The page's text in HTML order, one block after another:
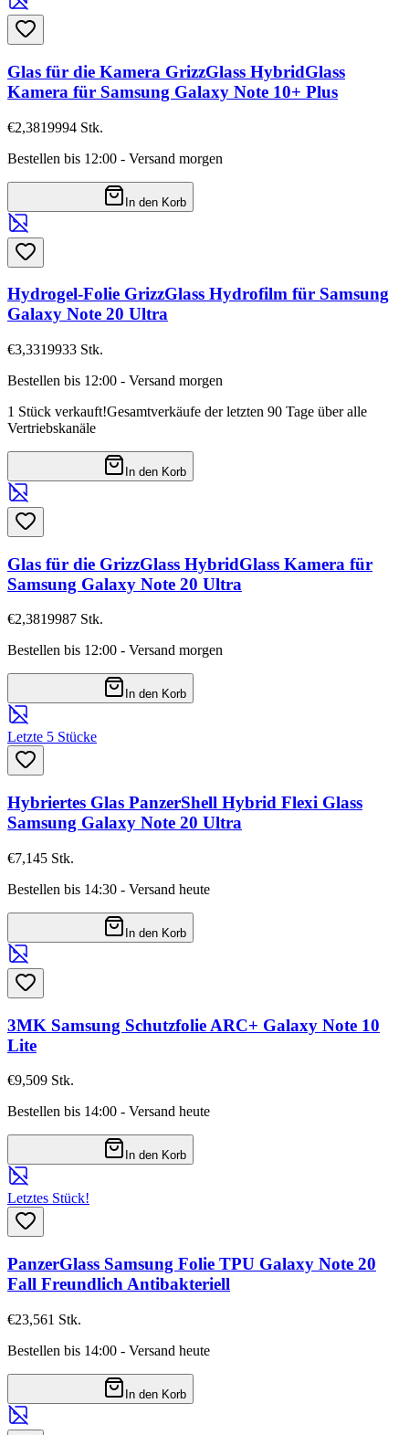
Glas für die Kamera GrizzGlass HybridGlass
Kamera für Samsung Galaxy Note 10+ Plus
€2,3819994 Stk.
Bestellen bis 12:00 - Versand morgen
In den Korb
Hydrogel-Folie GrizzGlass Hydrofilm für Samsung
Galaxy Note 20 Ultra
€3,3319933 Stk.
Bestellen bis 12:00 - Versand morgen
1 Stück verkauft!Gesamtverkäufe der letzten 90 Tage über alle
Vertriebskanäle
In den Korb
Glas für die GrizzGlass HybridGlass Kamera für
Samsung Galaxy Note 20 Ultra
€2,3819987 Stk.
Bestellen bis 12:00 - Versand morgen
In den Korb
Letzte 5 Stücke
Hybriertes Glas PanzerShell Hybrid Flexi Glass
Samsung Galaxy Note 20 Ultra
€7,145 Stk.
Bestellen bis 14:30 - Versand heute
In den Korb
3MK Samsung Schutzfolie ARC+ Galaxy Note 10
Lite
€9,509 Stk.
Bestellen bis 14:00 - Versand heute
In den Korb
Letztes Stück!
PanzerGlass Samsung Folie TPU Galaxy Note 20
Fall Freundlich Antibakteriell
€23,561 Stk.
Bestellen bis 14:00 - Versand heute
In den Korb